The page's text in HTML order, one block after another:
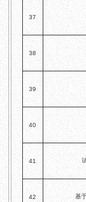
37
38
39
40
41
42 基